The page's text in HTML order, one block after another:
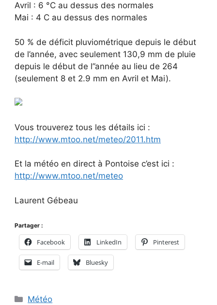
Avril : 6 °C au dessus des normales
Mai : 4 C au dessus des normales
50 % de déficit pluviométrique depuis le début
de l’année, avec seulement 130,9 mm de pluie
depuis le début de l”année au lieu de 264
(seulement 8 et 2.9 mm en Avril et Mai).
Vous trouverez tous les détails ici :
http://www.mtoo.net/meteo/2011.htm
Et la météo en direct à Pontoise c’est ici :
http://www.mtoo.net/meteo
Laurent Gébeau
Partager :
Facebook LinkedIn Pinterest
E-mail Bluesky
Catégories
Météo